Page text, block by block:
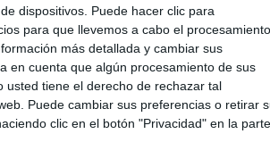
dispositivos. Puede hacer clic para
para que llevemos a cabo el procesamiento
más detallada y cambiar sus
en cuenta que algún procesamiento de sus
tiene el derecho de rechazar tal
Puede cambiar sus preferencias o retirar
clic en el botón "Privacidad" en la parte